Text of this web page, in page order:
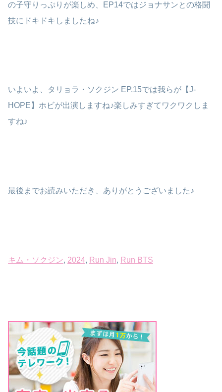
の子守りっぷりが楽しめ、EP14ではジョナサンとの格闘
技にドキドキしましたね♪
いよいよ、タリョラ・ソクジン EP.15では我らが【J-
HOPE】ホビが出演しますね♪楽しみすぎてワクワクしま
すね♪
最後までお読みいただき、ありがとうございました♪
キム・ソクジン, 2024, Run Jin, Run BTS